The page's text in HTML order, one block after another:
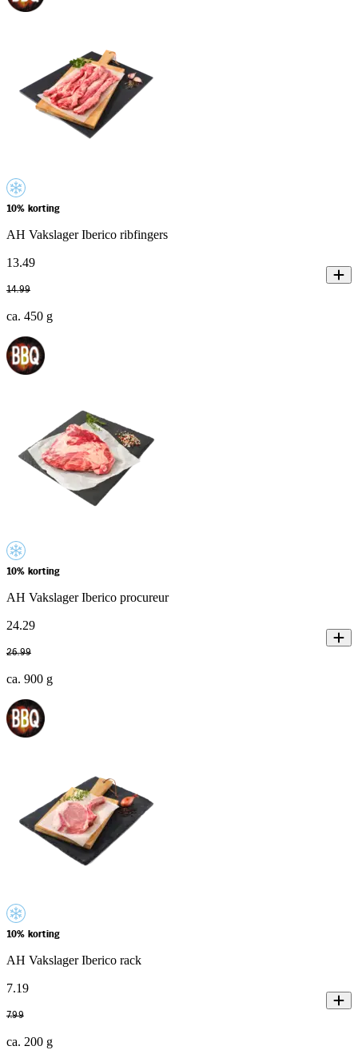
10% korting
AH Vakslager Iberico ribfingers
13.49
14.99
ca. 450 g
10% korting
AH Vakslager Iberico procureur
24.29
26.99
ca. 900 g
10% korting
AH Vakslager Iberico rack
7.19
7.99
ca. 200 g